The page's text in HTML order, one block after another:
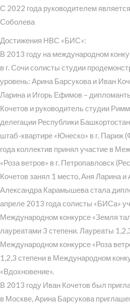
С 2022 года руководителем
Соболева
Достижения НВС «БИС»:
В 2013 году на международном
в г. Сочи солисты студии
уровень: Арина Барсукова и Иван
Ларина и Игорь Ефимов –
Кочетов и руководитель студии
делегации Республики
штаб-квартире «Юнеско» в г. Париж
года коллектив принял участие в
«Роза ветров» в г. Петропавловск
Кочетов занял 1 место, Аня Ларина
Александра Карамышева стала
апреле 2013 года солисты «БИСа»
Международном конкурсе «Земля
лауреатами 3 степени. Лауреаты
Международном конкурсе «Роза
1,2,3 степени в Международном
«Вдохновение».
В 2013 году Иван Кочетов был
в Москве, Арина Барсукова